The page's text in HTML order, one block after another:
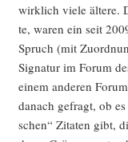
wirk­lich vie­le älte­re.
te, waren ein seit
Spruch (mit
Signa­tur im Forum
einem ande­ren
danach gefragt, ob
schen“ Zita­ten gibt,